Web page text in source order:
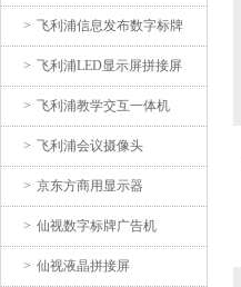
> 飞利浦信息发布数字标牌
> 飞利浦LED显示屏拼接屏
> 飞利浦教学交互一体机
> 飞利浦会议摄像头
> 京东方商用显示器
> 仙视数字标牌广告机
> 仙视液晶拼接屏
46BDL1505XU液晶拼